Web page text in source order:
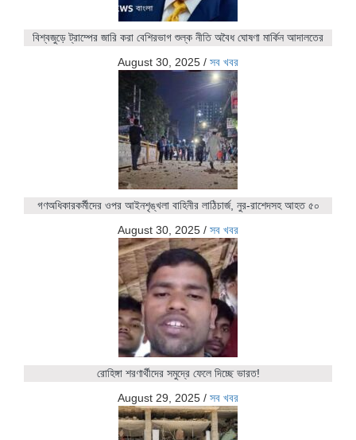
বিশ্বজুড়ে ট্রাম্পের জারি করা বেশিরভাগ শুল্ক নীতি অবৈধ ঘোষণা মার্কিন আদালতের
August 30, 2025 / সব খবর
গণঅধিকারকর্মীদের ওপর আইনশৃঙ্খলা বাহিনীর লাঠিচার্জ, নুর-রাশেদসহ আহত ৫০
August 30, 2025 / সব খবর
রোহিঙ্গা শরণার্থীদের সমুদ্রে ফেলে দিচ্ছে ভারত!
August 29, 2025 / সব খবর